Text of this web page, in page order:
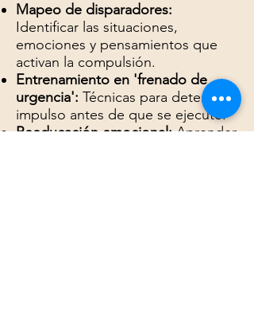
Mapeo de disparadores:
Identificar las situaciones,
emociones y pensamientos que
activan la compulsión.
Entrenamiento en 'frenado de
urgencia': Técnicas para detener el
impulso antes de que se ejecute.
Reeducación emocional:Aprender